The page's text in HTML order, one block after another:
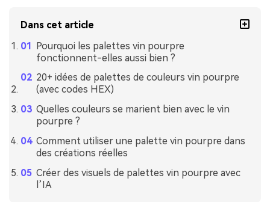
Dans cet article
Pourquoi les palettes vin pourpre
fonctionnent-elles aussi bien ?
20+ idées de palettes de couleurs vin pourpre
(avec codes HEX)
Quelles couleurs se marient bien avec le vin
pourpre ?
Comment utiliser une palette vin pourpre dans
des créations réelles
Créer des visuels de palettes vin pourpre avec
l’IA